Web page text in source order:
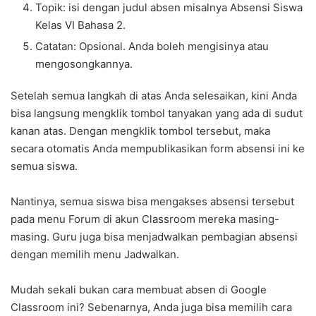
Topik: isi dengan judul absen misalnya Absensi Siswa
Kelas VI Bahasa 2.
Catatan: Opsional. Anda boleh mengisinya atau
mengosongkannya.
Setelah semua langkah di atas Anda selesaikan, kini Anda
bisa langsung mengklik tombol tanyakan yang ada di sudut
kanan atas. Dengan mengklik tombol tersebut, maka
secara otomatis Anda mempublikasikan form absensi ini ke
semua siswa.
Nantinya, semua siswa bisa mengakses absensi tersebut
pada menu Forum di akun Classroom mereka masing-
masing. Guru juga bisa menjadwalkan pembagian absensi
dengan memilih menu Jadwalkan.
Mudah sekali bukan cara membuat absen di Google
Classroom ini? Sebenarnya, Anda juga bisa memilih cara